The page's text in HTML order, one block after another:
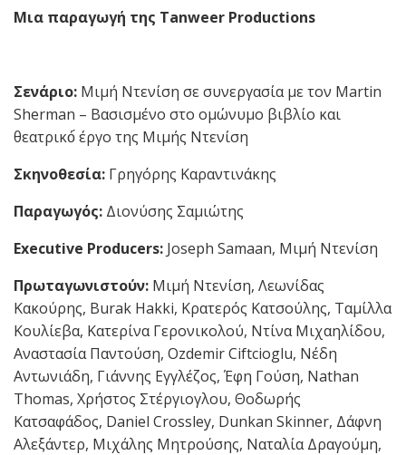
Μια παραγωγή της Tanweer Productions
Σενάριο: Μιμή Ντενίση σε συνεργασία με τον Martin
Sherman – Βασισμένο στο ομώνυμο βιβλίο και
θεατρικό́ έργο της Μιμής Ντενίση
Σκηνοθεσία: Γρηγόρης Καραντινάκης
Παραγωγός: Διονύσης Σαμιώτης
Executive Producers: Joseph Samaan, Μιμή Ντενίση
Πρωταγωνιστούν: Μιμή Ντενίση, Λεωνίδας
Κακούρης, Burak Hakki, Κρατερός Κατσούλης, Ταμίλλα
Κουλίεβα, Κατερίνα Γερονικολού, Ντίνα Μιχαηλίδου,
Αναστασία Παντούση, Ozdemir Ciftcioglu, Νέδη
Αντωνιάδη, Γιάννης Εγγλέζος, Έφη Γούση, Nathan
Thomas, Χρήστος Στέργιογλου, Θοδωρής
Κατσαφάδος, Daniel Crossley, Dunkan Skinner, Δάφνη
Αλεξάντερ, Μιχάλης Μητρούσης, Nαταλία Δραγούμη,